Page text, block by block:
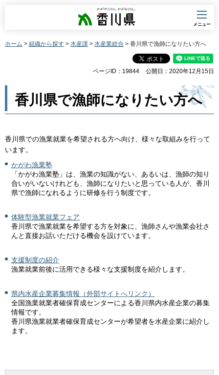
香川県
メニュー
ホーム > 組織から探す > 水産課 > 水産業総合 > 香川県で漁師になりたい方へ
ページID：19844 公開日：2020年12月15日
香川県で漁師になりたい方へ
香川県での漁業就業を希望される方へ向け、様々な取組みを​行って
います。
かがわ漁業塾
「かがわ漁業塾」は、漁業の知識がない、あるいは、漁師の知り
合いがいないけれども、漁師になりたいと思っている人が、香川
県で漁師になれるように研修を行う制度です。
体験型漁業就業フェア
香川県で漁業就業を希望する方を対象に、漁師さんや漁業会社さ
んと直接お話いただける機会を設けています。
支援制度の紹介
漁業就業前後に活用できる様々な支援制度を紹介します。
県内水産企業募集情報 （外部サイトへリンク）
全国漁業就業者確保育成センターによる香川県内水産企業の募集
情報です。
香川県漁業就業者確保育成センターが希望者を水産企業に紹介し
ます。